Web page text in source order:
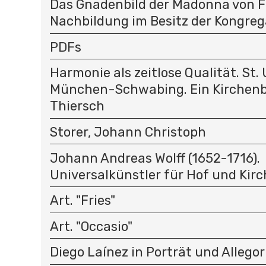
Das Gnadenbild der Madonna von
Nachbildung im Besitz der
PDFs
Harmonie als zeitlose Qualität. St.
München-Schwabing. Ein
Thiersch
Storer, Johann Christoph
Johann Andreas Wolff (1652-1716).
Universalkünstler für Hof und
Art. "Fries"
Art. "Occasio"
Diego Laínez in Porträt und